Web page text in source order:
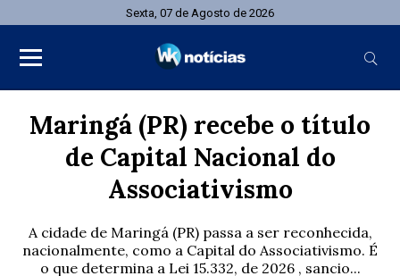
Sexta, 07 de Agosto de 2026
Maringá (PR) recebe o título
de Capital Nacional do
Associativismo
A cidade de Maringá (PR) passa a ser reconhecida,
nacionalmente, como a Capital do Associativismo. É
o que determina a Lei 15.332, de 2026 , sancio...